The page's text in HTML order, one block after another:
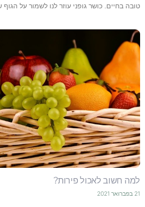
טובה בחיים. כושר גופני עוזר לנו לשמור על הגוף
למה חשוב לאכול פירות?
21 בפברואר 2021